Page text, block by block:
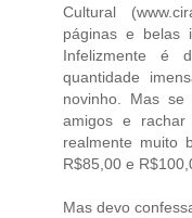
Cultural
páginas e belas
Infelizmente é
quantidade
novinho. Mas se
amigos e
realmente muito
R$85,00 e
Mas devo